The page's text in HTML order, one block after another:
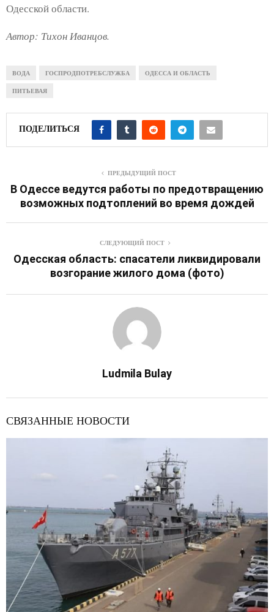
Одесской области.
Автор: Тихон Иванцов.
ВОДА ГОСПРОДПОТРЕБСЛУЖБА ОДЕССА И ОБЛАСТЬ
ПИТЬЕВАЯ
ПОДЕЛИТЬСЯ
ПРЕДЫДУЩИЙ ПОСТ
В Одессе ведутся работы по предотвращению
возможных подтоплений во время дождей
СЛЕДУЮЩИЙ ПОСТ
Одесская область: спасатели ликвидировали
возгорание жилого дома (фото)
Ludmila Bulay
СВЯЗАННЫЕ НОВОСТИ